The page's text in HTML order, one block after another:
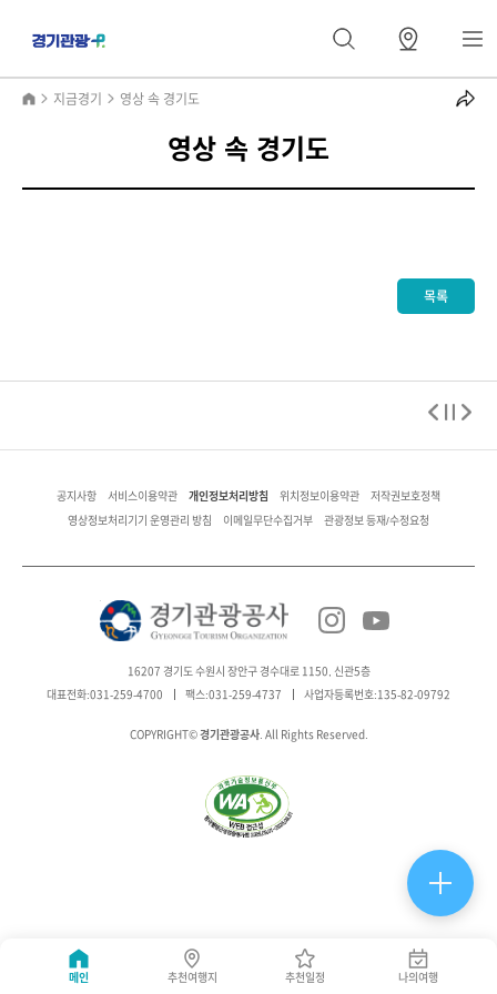
메인 추천여행지 추천일정 나의여행
지금경기 영상 속 경기도
영상 속 경기도
목록
공지사항 서비스이용약관 개인정보처리방침 위치정보이용약관 저작권보호정책
영상정보처리기기 운영관리 방침 이메일무단수집거부 관광정보 등재/수정요청
16207 경기도 수원시 장안구 경수대로 1150, 신관5층
대표전화:031-259-4700 팩스:031-259-4737 사업자등록번호:135-82-09792
COPYRIGHT© 경기관광공사. All Rights Reserved.